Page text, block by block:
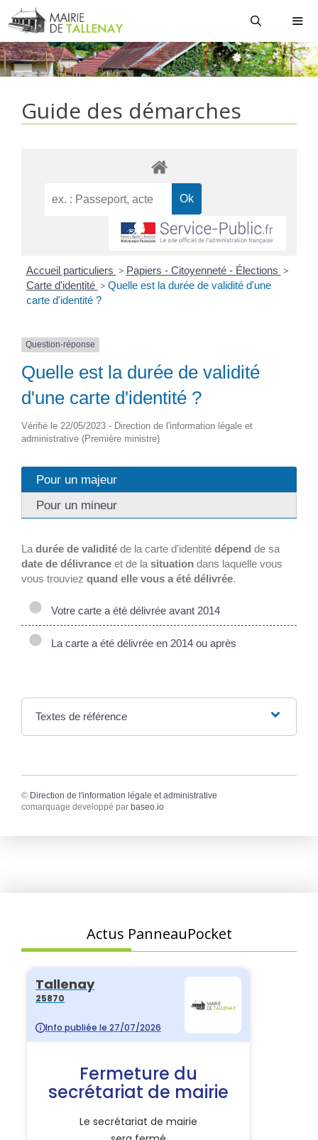
Aller
au
contenu
Guide des démarches
Accueil particuliers > Papiers - Citoyenneté - Élections >
Carte d'identité > Quelle est la durée de validité d'une
carte d'identité ?
Question-réponse
Quelle est la durée de validité
d'une carte d'identité ?
Vérifié le 22/05/2023 - Direction de l'information légale et
administrative (Première ministre)
Pour un majeur
Pour un mineur
La durée de validité de la carte d'identité dépend de sa
date de délivrance et de la situation dans laquelle vous
vous trouviez quand elle vous a été délivrée.
Votre carte a été délivrée avant 2014
La carte a été délivrée en 2014 ou après
Textes de référence
© Direction de l'information légale et administrative
comarquage developpé par baseo.io
Actus PanneauPocket